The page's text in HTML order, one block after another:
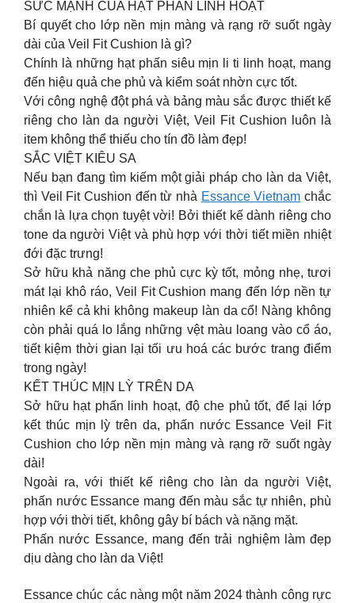
️SỨC MẠNH CỦA HẠT PHẤN LINH HOẠT
Bí quyết cho lớp nền mịn màng và rạng rỡ suốt ngày
dài của Veil Fit Cushion là gì?
Chính là những hạt phấn siêu mịn li ti linh hoạt, mang
đến hiệu quả che phủ và kiểm soát nhờn cực tốt.
Với công nghệ đột phá và bảng màu sắc được thiết kế
riêng cho làn da người Việt, Veil Fit Cushion luôn là
item không thể thiếu cho tín đồ làm đẹp!
SẮC VIỆT KIÊU SA
Nếu bạn đang tìm kiếm một giải pháp cho làn da Việt,
thì Veil Fit Cushion đến từ nhà Essance Vietnam chắc
chắn là lựa chọn tuyệt vời! Bởi thiết kế dành riêng cho
tone da người Việt và phù hợp với thời tiết miền nhiệt
đới đặc trưng!
Sở hữu khả năng che phủ cực kỳ tốt, mỏng nhẹ, tươi
mát lại khô ráo, Veil Fit Cushion mang đến lớp nền tự
nhiên kể cả khi không makeup làn da cổ! Nàng không
còn phải quá lo lắng những vệt màu loang vào cổ áo,
tiết kiệm thời gian lại tối ưu hoá các bước trang điểm
trong ngày!
KẾT THÚC MỊN LỲ TRÊN DA
Sở hữu hạt phấn linh hoạt, độ che phủ tốt, để lại lớp
kết thúc mịn lỳ trên da, phấn nước Essance Veil Fit
Cushion cho lớp nền mịn màng và rạng rỡ suốt ngày
dài!
Ngoài ra, với thiết kế riêng cho làn da người Việt,
phấn nước Essance mang đến màu sắc tự nhiên, phù
hợp với thời tiết, không gây bí bách và nặng mặt.
Phấn nước Essance, mang đến trải nghiệm làm đẹp
dịu dàng cho làn da Việt!
Essance chúc các nàng một năm 2024 thành công rực